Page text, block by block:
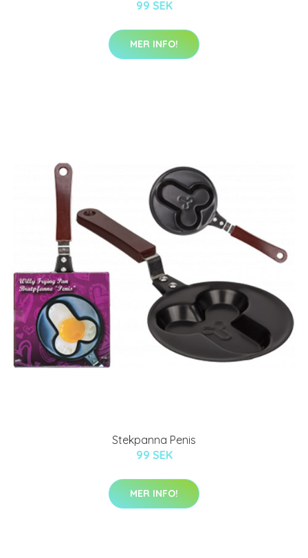
99 SEK
MER INFO!
Stekpanna Penis
99 SEK
MER INFO!